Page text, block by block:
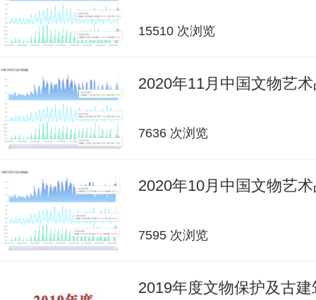
15510 次浏览
2020年11月中国文物艺
7636 次浏览
2020年10月中国文物艺
7595 次浏览
2019年度文物保护及古